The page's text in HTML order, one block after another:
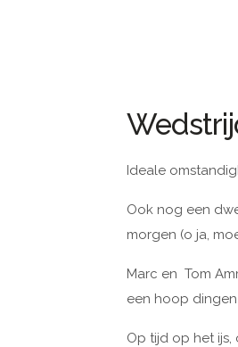
Ideale
Ook nog een
morgen (o ja,
Marc en Tom
een hoop dingen
Op tijd op het